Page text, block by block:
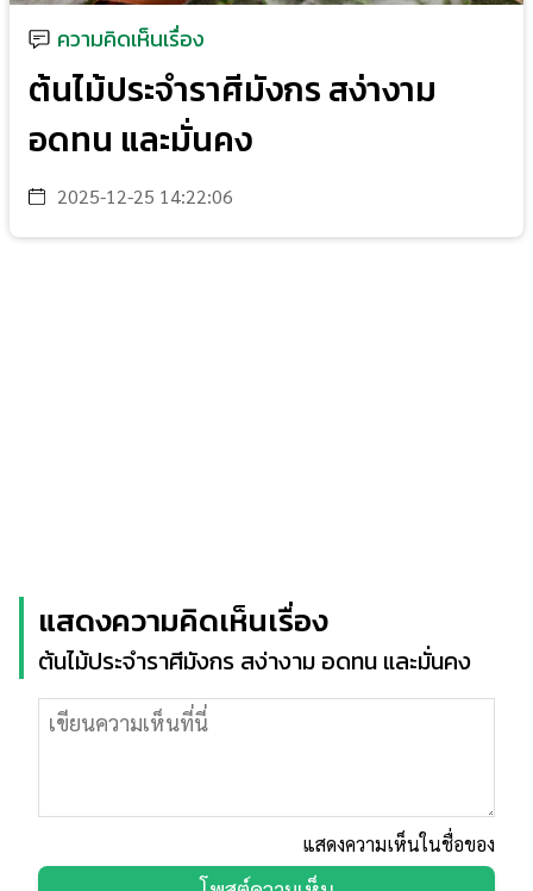
ความคิดเห็นเรื่อง
ต้นไม้ประจำราศีมังกร สง่างาม
อดทน และมั่นคง
2025-12-25 14:22:06
แสดงความคิดเห็นเรื่อง
ต้นไม้ประจำราศีมังกร สง่างาม อดทน และมั่นคง
แสดงความเห็นในชื่อของ